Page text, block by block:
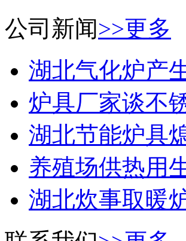
公司新闻>>更多
湖北气化炉产
炉具厂家谈不
湖北节能炉具
养殖场供热用
湖北炊事取暖